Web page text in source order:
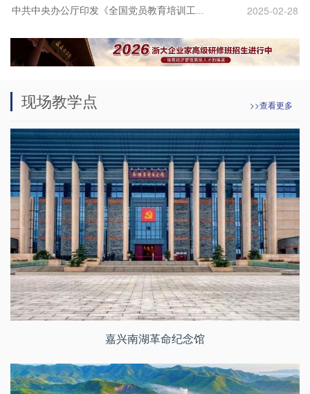
中共中央办公厅印发《全国党员教育培训工... 2025-02-28
现场教学点 >>查看更多
嘉兴南湖革命纪念馆